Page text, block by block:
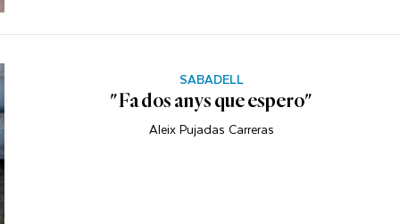
SABADELL
"Fa dos anys que espero"
Aleix Pujadas Carreras